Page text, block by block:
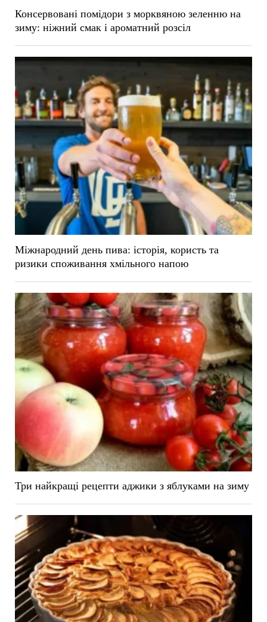
Консервовані помідори з морквяною зеленню на
зиму: ніжний смак і ароматний розсіл
Міжнародний день пива: історія, користь та
ризики споживання хмільного напою
Три найкращі рецепти аджики з яблуками на зиму